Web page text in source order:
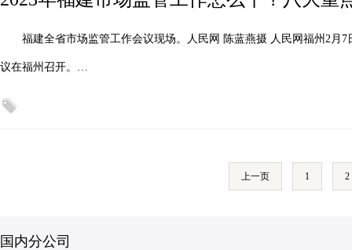
福建全省市场监管工作会议现场。人民网 陈蓝燕摄 人民网福州2月
议在福州召开。…
上一页 1 2
国内分公司